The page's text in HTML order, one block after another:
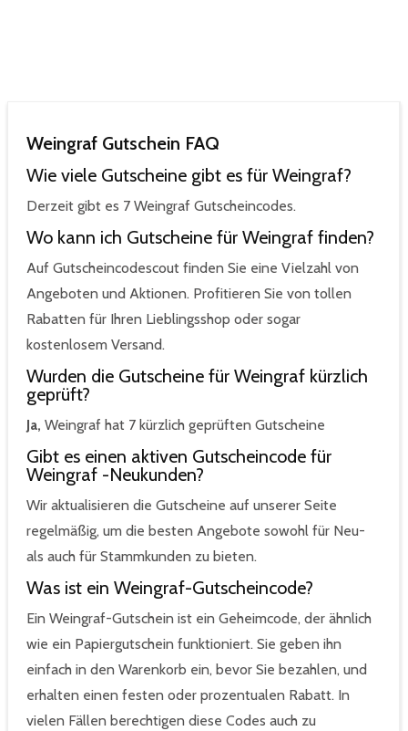
Weingraf Gutschein FAQ
Wie viele Gutscheine gibt es für Weingraf?
Derzeit gibt es 7 Weingraf Gutscheincodes.
Wo kann ich Gutscheine für Weingraf finden?
Auf Gutscheincodescout finden Sie eine Vielzahl von
Angeboten und Aktionen. Profitieren Sie von tollen
Rabatten für Ihren Lieblingsshop oder sogar
kostenlosem Versand.
Wurden die Gutscheine für Weingraf kürzlich
geprüft?
Ja, Weingraf hat 7 kürzlich geprüften Gutscheine
Gibt es einen aktiven Gutscheincode für
Weingraf -Neukunden?
Wir aktualisieren die Gutscheine auf unserer Seite
regelmäßig, um die besten Angebote sowohl für Neu-
als auch für Stammkunden zu bieten.
Was ist ein Weingraf-Gutscheincode?
Ein Weingraf-Gutschein ist ein Geheimcode, der ähnlich
wie ein Papiergutschein funktioniert. Sie geben ihn
einfach in den Warenkorb ein, bevor Sie bezahlen, und
erhalten einen festen oder prozentualen Rabatt. In
vielen Fällen berechtigen diese Codes auch zu